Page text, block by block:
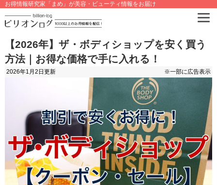
お得情報研究家「まめ」が美容・ビューティ情報をお届け
【2026年】ザ・ボディショップを安く買う
方法｜お得な価格で手に入れる！
2026年1月2日 更新 ※一部に広告表示